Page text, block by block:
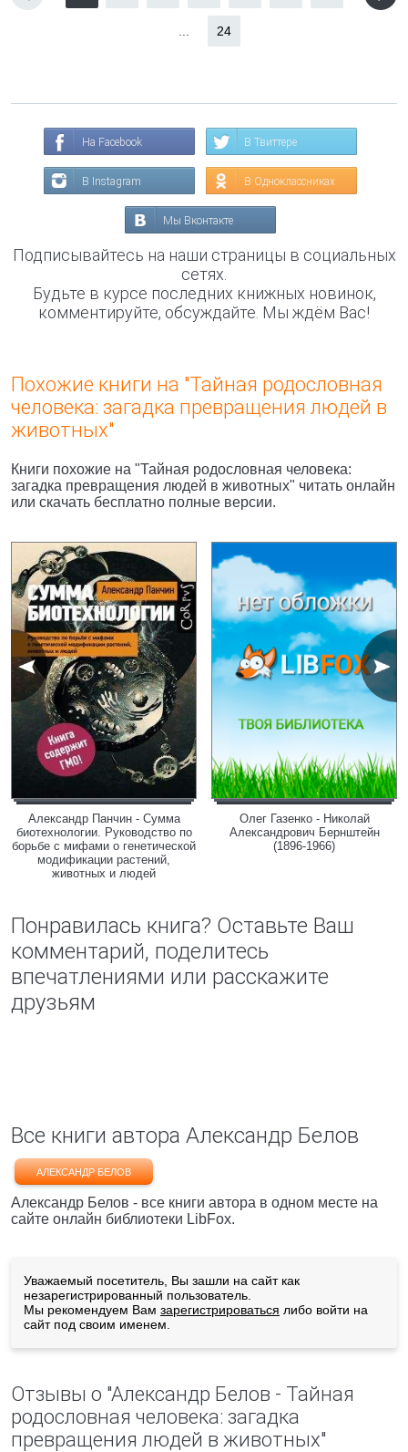
24
На Facebook В Твиттере
В Instagram В Одноклассниках
Мы Вконтакте
Подписывайтесь на наши страницы в социальных
сетях.
Будьте в курсе последних книжных новинок,
комментируйте, обсуждайте. Мы ждём Вас!
Похожие книги на "Тайная родословная
человека: загадка превращения людей в
животных"
Книги похожие на "Тайная родословная человека:
загадка превращения людей в животных" читать онлайн
или скачать бесплатно полные версии.
Александр Панчин - Сумма
биотехнологии. Руководство по
борьбе с мифами о генетической
модификации растений,
животных и людей
Олег Газенко - Николай
Александрович Бернштейн
(1896-1966)
Понравилась книга? Оставьте Ваш
комментарий, поделитесь
впечатлениями или расскажите
друзьям
Все книги автора Александр Белов
АЛЕКСАНДР БЕЛОВ
Александр Белов - все книги автора в одном месте на
сайте онлайн библиотеки LibFox.
Уважаемый посетитель, Вы зашли на сайт как
незарегистрированный пользователь.
Мы рекомендуем Вам зарегистрироваться либо войти на
сайт под своим именем.
Отзывы о "Александр Белов - Тайная
родословная человека: загадка
превращения людей в животных"